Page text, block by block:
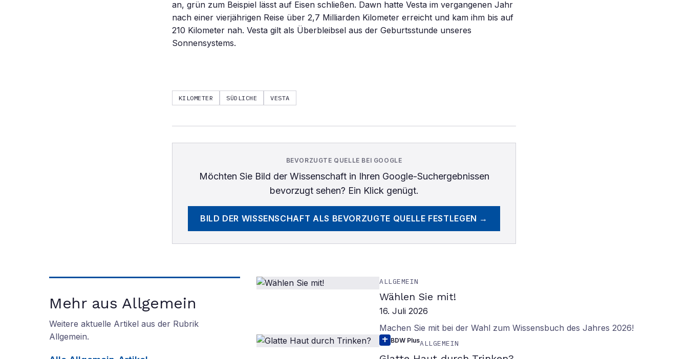
an, grün zum Beispiel lässt auf Eisen schließen. Dawn hatte Vesta im vergangenen Jahr
nach einer vierjährigen Reise über 2,7 Milliarden Kilometer erreicht und kam ihm bis auf
210 Kilometer nah. Vesta gilt als Überbleibsel aus der Geburtsstunde unseres
Sonnensystems.
KILOMETER SÜDLICHE VESTA
BEVORZUGTE QUELLE BEI GOOGLE
Möchten Sie Bild der Wissenschaftin Ihren Google-Suchergebnissen
bevorzugt sehen? Ein Klick genügt.
BILD DER WISSENSCHAFT ALS BEVORZUGTE QUELLE FESTLEGEN →
Mehr aus Allgemein
Weitere aktuelle Artikel aus der Rubrik
Allgemein.
ALLGEMEIN
Wählen Sie mit!
16. Juli 2026
Machen Sie mit bei der Wahl zum Wissensbuch des Jahres 2026!
BDW PlusALLGEMEIN